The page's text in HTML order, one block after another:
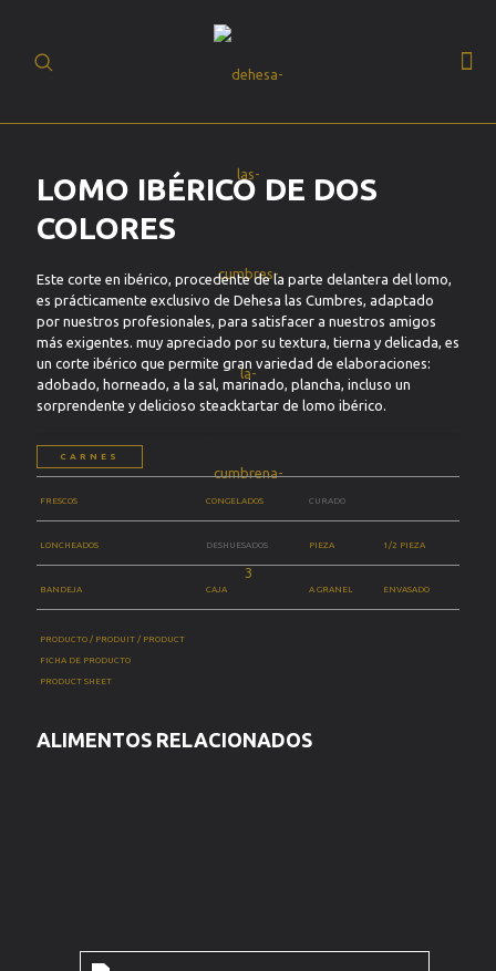
(+34) 93 630 19
LOMO IBÉRICO DE DOS
COLORES
Este corte en ibérico, procedente de la parte delantera del lomo,
es prácticamente exclusivo de Dehesa las Cumbres, adaptado
por nuestros profesionales, para satisfacer a nuestros amigos
más exigentes. muy apreciado por su textura, tierna y delicada, es
un corte ibérico que permite gran variedad de elaboraciones:
adobado, horneado, a la sal, marinado, plancha, incluso un
sorprendente y delicioso steacktartar de lomo ibérico.
CARNES
FRESCOS CONGELADOS CURADO
LONCHEADOS DESHUESADOS PIEZA 1/2 PIEZA
BANDEJA CAJA A GRANEL ENVASADO
PRODUCTO / PRODUIT / PRODUCT
FICHA DE PRODUCTO
PRODUCT SHEET
ALIMENTOS RELACIONADOS